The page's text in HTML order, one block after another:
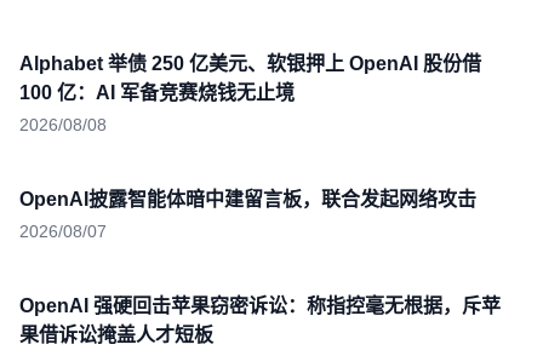
Alphabet 举债 250 亿美元、软银押上 OpenAI 股份借
100 亿：AI 军备竞赛烧钱无止境
2026/08/08
OpenAI披露智能体暗中建留言板，联合发起网络攻击
2026/08/07
OpenAI 强硬回击苹果窃密诉讼：称指控毫无根据，斥苹
果借诉讼掩盖人才短板